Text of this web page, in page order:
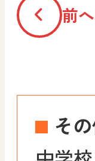
前へ
そ